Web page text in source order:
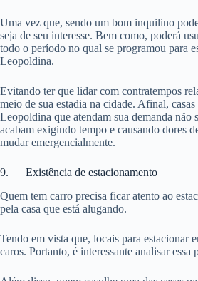
Uma vez que, sendo um bom inquilino
seja de seu interesse. Bem como, poderá
todo o período no qual se programou para
Leopoldina.
Evitando ter que lidar com contratempos
meio de sua estadia na cidade. Afinal,
Leopoldina que atendam sua demanda não
acabam exigindo tempo e causando dores
mudar emergencialmente.
9. Existência de estacionamento
Quem tem carro precisa ficar atento ao
pela casa que está alugando.
Tendo em vista que, locais para estacionar
caros. Portanto, é interessante analisar essa